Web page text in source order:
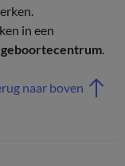
in een
.
naar boven